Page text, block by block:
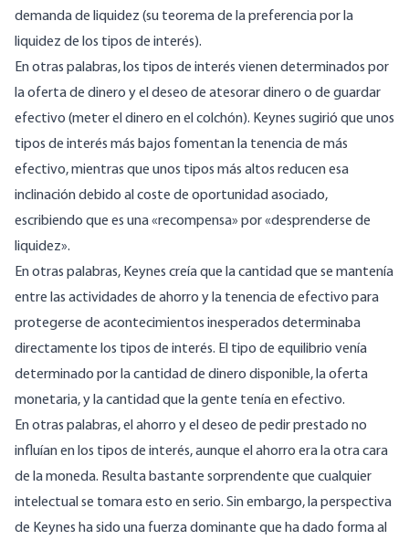
demanda de liquidez (su teorema de lapreferencia por la
liquidez de los tipos de interés).
En otras palabras, los tipos de interés vienen determinados por
la oferta de dinero y el deseo de atesorar dinero o de guardar
efectivo (meter el dinero en el colchón). Keynes sugirió que unos
tipos de interés más bajos fomentan la tenencia de más
efectivo, mientras que unos tipos más altos reducen esa
inclinación debido al coste de oportunidad asociado,
escribiendo que es una «recompensa» por «desprenderse de
liquidez».
En otras palabras, Keynes creía que la cantidad que se mantenía
entre las actividades de ahorro y la tenencia de efectivo para
protegerse de acontecimientos inesperados determinaba
directamente los tipos de interés. El tipo de equilibrio venía
determinado por la cantidad de dinero disponible, la oferta
monetaria, y la cantidad que la gente tenía en efectivo.
En otras palabras, el ahorro y el deseo de pedir prestado no
influían en los tipos de interés, aunque el ahorro era la otra cara
de la moneda. Resulta bastante sorprendente que cualquier
intelectual se tomara esto en serio. Sin embargo, la perspectiva
de Keynes ha sido una fuerza dominante que ha dado forma al